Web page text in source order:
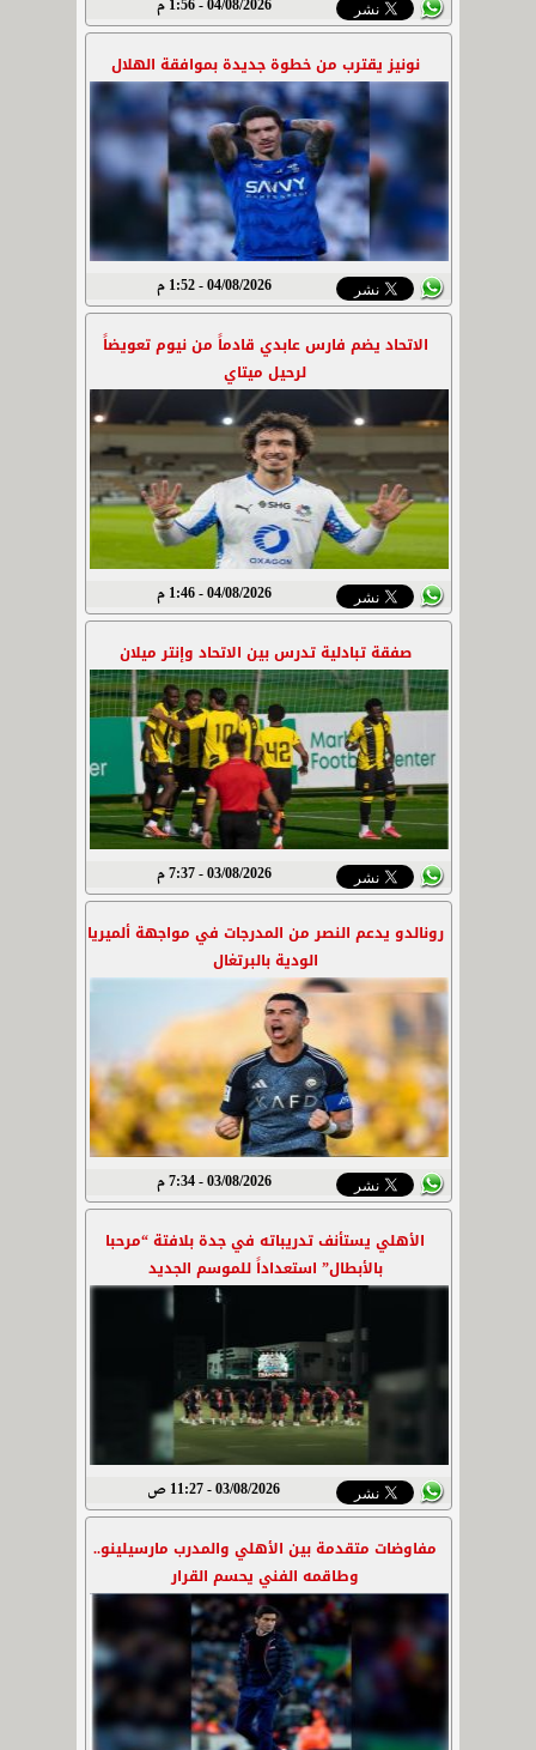
04/08/2026 - 1:56 م
نونيز يقترب من خطوة جديدة بموافقة الهلال
04/08/2026 - 1:52 م
الاتحاد يضم فارس عابدي قادماً من نيوم تعويضاً
لرحيل ميتاي
04/08/2026 - 1:46 م
صفقة تبادلية تدرس بين الاتحاد وإنتر ميلان
03/08/2026 - 7:37 م
رونالدو يدعم النصر من المدرجات في مواجهة ألميريا
الودية بالبرتغال
03/08/2026 - 7:34 م
الأهلي يستأنف تدريباته في جدة بلافتة “مرحبا
بالأبطال” استعداداً للموسم الجديد
03/08/2026 - 11:27 ص
مفاوضات متقدمة بين الأهلي والمدرب مارسيلينو..
وطاقمه الفني يحسم القرار